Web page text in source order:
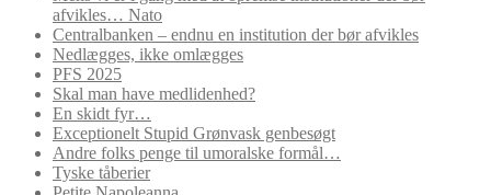
afvikles… Nato
Centralbanken – endnu en institution der bør afvikles
Nedlægges, ikke omlægges
PFS 2025
Skal man have medlidenhed?
En skidt fyr…
Exceptionelt Stupid Grønvask genbesøgt
Andre folks penge til umoralske formål…
Tyske tåberier